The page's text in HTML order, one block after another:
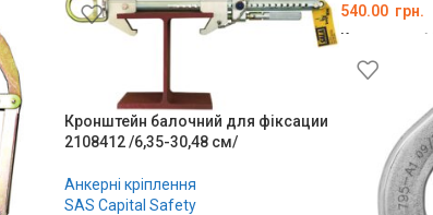
ДОДАТИ В КОШИК 540.00 грн.
Код товару:
ДОДАТИ В
Кронштейн балочний для фіксации
2108412 /6,35-30,48 см/
Анкерні кріплення
SAS Capital Safety